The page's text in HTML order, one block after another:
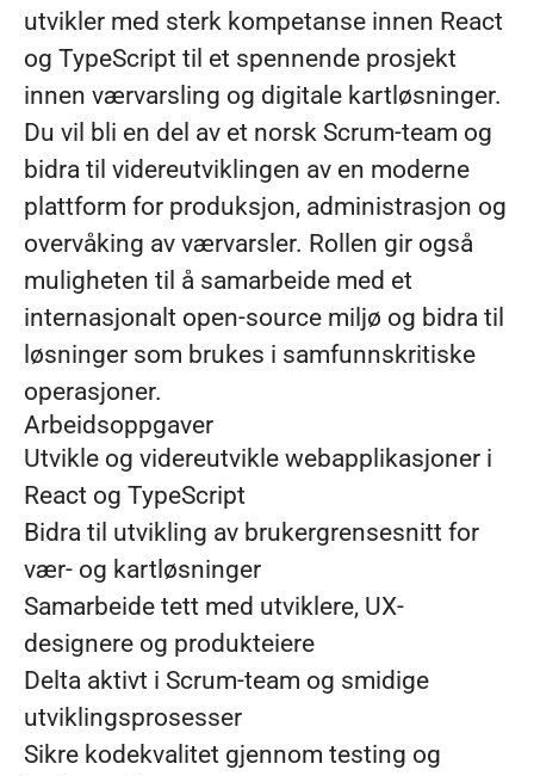
utvikler med sterk kompetanse innen React
og TypeScript til et spennende prosjekt
innen værvarsling og digitale kartløsninger.
Du vil bli en del av et norsk Scrum-team og
bidra til videreutviklingen av en moderne
plattform for produksjon, administrasjon og
overvåking av værvarsler. Rollen gir også
muligheten til å samarbeide med et
internasjonalt open-source miljø og bidra til
løsninger som brukes i samfunnskritiske
operasjoner.
Arbeidsoppgaver
Utvikle og videreutvikle webapplikasjoner i
React og TypeScript
Bidra til utvikling av brukergrensesnitt for
vær- og kartløsninger
Samarbeide tett med utviklere, UX-
designere og produkteiere
Delta aktivt i Scrum-team og smidige
utviklingsprosesser
Sikre kodekvalitet gjennom testing og